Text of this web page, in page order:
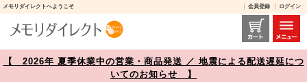
メモリダイレクトへようこそ 会員登録 ログイン
microSDXCカード 1TB 商品一覧【メモリダイレクト】
【 2026年 夏季休業中の営業・商品発送 ／ 地震による配送遅延につ
いてのお知らせ 】